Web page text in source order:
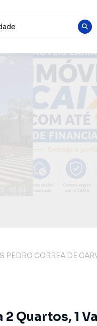
PEDRO CORREA DE
Quartos, 1